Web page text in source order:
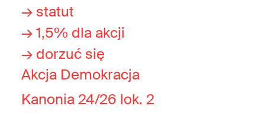
→ statut
→ 1,5% dla akcji
→ dorzuć się
Akcja Demokracja
Kanonia 24/26 lok. 2